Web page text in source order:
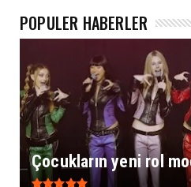
POPÜLER HABERLER
Çocukların yeni rol